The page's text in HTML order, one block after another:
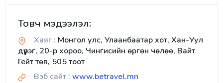
Товч мэдээлэл:
Хаяг : Монгол улс, Улаанбаатар хот, Хан-Уул
дүүрэг, 20-р хороо, Чингисийн өргөн чөлөө, Вайт
Гейт төв, 505 тоот
Вэб сайт : www.betravel.mn